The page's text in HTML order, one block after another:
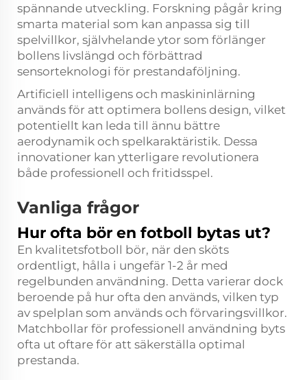
spännande utveckling. Forskning pågår kring
smarta material som kan anpassa sig till
spelvillkor, självhelande ytor som förlänger
bollens livslängd och förbättrad
sensorteknologi för prestandaföljning.
Artificiell intelligens och maskininlärning
används för att optimera bollens design, vilket
potentiellt kan leda till ännu bättre
aerodynamik och spelkaraktäristik. Dessa
innovationer kan ytterligare revolutionera
både professionell och fritidsspel.
Vanliga frågor
Hur ofta bör en fotboll bytas ut?
En kvalitetsfotboll bör, när den sköts
ordentligt, hålla i ungefär 1-2 år med
regelbunden användning. Detta varierar dock
beroende på hur ofta den används, vilken typ
av spelplan som används och förvaringsvillkor.
Matchbollar för professionell användning byts
ofta ut oftare för att säkerställa optimal
prestanda.